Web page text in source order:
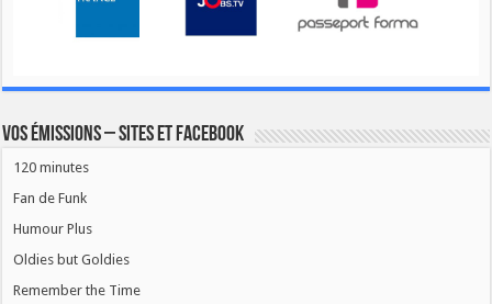
Vos émissions – Sites et Facebook
120 minutes
Fan de Funk
Humour Plus
Oldies but Goldies
Remember the Time